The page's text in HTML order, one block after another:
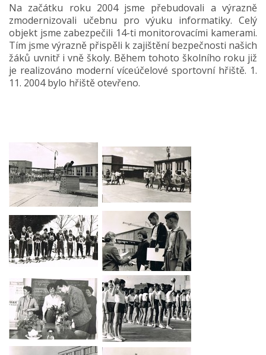
Na začátku roku 2004 jsme přebudovali a výrazně
zmodernizovali učebnu pro výuku informatiky. Celý
objekt jsme zabezpečili 14-ti monitorovacími kamerami.
Tím jsme výrazně přispěli k zajištění bezpečnosti našich
žáků uvnitř i vně školy. Během tohoto školního roku již
je realizováno moderní víceúčelové sportovní hřiště. 1.
11. 2004 bylo hřiště otevřeno.